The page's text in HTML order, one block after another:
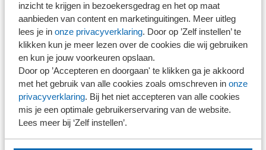
inzicht te krijgen in bezoekersgedrag en het op maat
aanbieden van content en marketinguitingen. Meer uitleg
lees je in onze privacyverklaring. Door op ’Zelf instellen’ te
klikken kun je meer lezen over de cookies die wij gebruiken
en kun je jouw voorkeuren opslaan.
Door op ’Accepteren en doorgaan' te klikken ga je akkoord
met het gebruik van alle cookies zoals omschreven in onze
privacyverklaring. Bij het niet accepteren van alle cookies
mis je een optimale gebruikerservaring van de website.
Lees meer bij ‘Zelf instellen’.
Stel je vaktechnische vraag
Branche in Zicht
Dossiers
Kantoorvinder
Nieuwsbank
Handige links